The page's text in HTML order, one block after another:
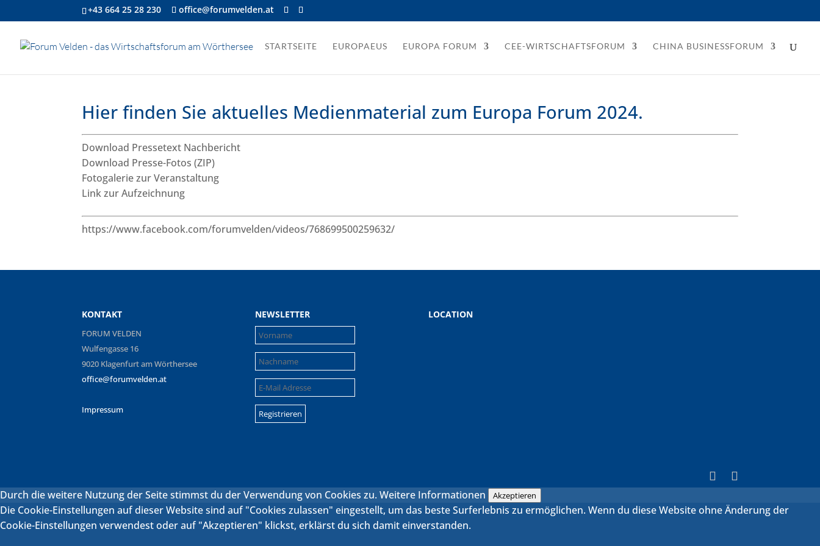
+43 664 25 28 230 office@forumvelden.at
STARTSEITE EUROPAEUS EUROPA FORUM CEE-WIRTSCHAFTSFORUM CHINA BUSINESSFORUM
Hier finden Sie aktuelles Medienmaterial zum Europa Forum 2024.
Download Pressetext Nachbericht
Download Presse-Fotos (ZIP)
Fotogalerie zur Veranstaltung
Link zur Aufzeichnung
https://www.facebook.com/forumvelden/videos/768699500259632/
KONTAKT
FORUM VELDEN
Wulfengasse 16
9020 Klagenfurt am Wörthersee
office@forumvelden.at
Impressum
NEWSLETTER LOCATION
Durch die weitere Nutzung der Seite stimmst du der Verwendung von Cookies zu. Weitere Informationen Akzeptieren
Die Cookie-Einstellungen auf dieser Website sind auf "Cookies zulassen" eingestellt, um das beste Surferlebnis zu ermöglichen. Wenn du diese Website ohne Änderung der
Cookie-Einstellungen verwendest oder auf "Akzeptieren" klickst, erklärst du sich damit einverstanden.